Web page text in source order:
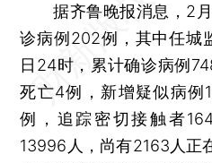
据齐鲁晚报消息，2月
诊病例202例，其中任城
日24时，累计确诊病例
死亡4例，新增疑似病例
例，追踪密切接触者
13996人，尚有2163人正